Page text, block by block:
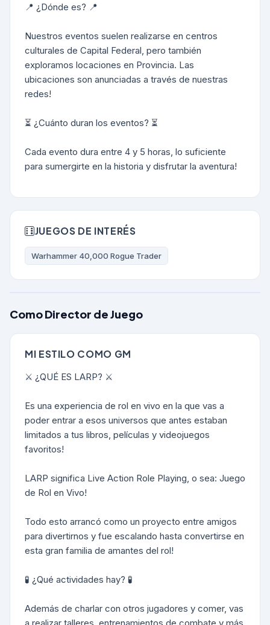
📍 ¿Dónde es? 📍
Nuestros eventos suelen realizarse en centros
culturales de Capital Federal, pero también
exploramos locaciones en Provincia. Las
ubicaciones son anunciadas a través de nuestras
redes!
⏳ ¿Cuánto duran los eventos? ⏳
Cada evento dura entre 4 y 5 horas, lo suficiente
para sumergirte en la historia y disfrutar la aventura!
JUEGOS DE INTERÉS
Warhammer 40,000 Rogue Trader
Como Director de Juego
MI ESTILO COMO GM
⚔️ ¿QUÉ ES LARP? ⚔️
Es una experiencia de rol en vivo en la que vas a
poder entrar a esos universos que antes estaban
limitados a tus libros, películas y videojuegos
favoritos!
LARP significa Live Action Role Playing, o sea: Juego
de Rol en Vivo!
Todo esto arrancó como un proyecto entre amigos
para divertirnos y fue escalando hasta convertirse en
esta gran familia de amantes del rol!
🧪 ¿Qué actividades hay? 🧪
Además de charlar con otros jugadores y comer, vas